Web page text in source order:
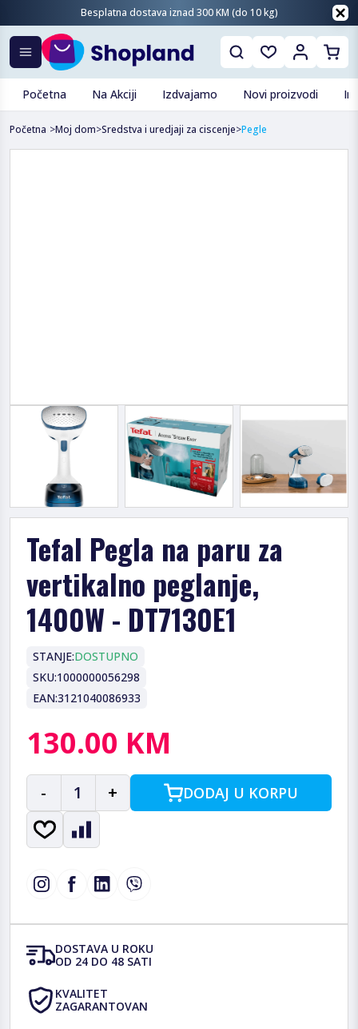
Besplatna dostava iznad 300 KM (do 10 kg)
Početna Na Akciji Izdvajamo Novi proizvodi
Početna >Moj dom>Sredstva i uredjaji za ciscenje>Pegle
Tefal Pegla na paru za
vertikalno peglanje,
1400W - DT7130E1
STANJE:DOSTUPNO
SKU:1000000056298
EAN:3121040086933
130.00 KM
- 1 + DODAJ U KORPU
DOSTAVA U ROKU
OD 24 DO 48 SATI
KVALITET
ZAGARANTOVAN